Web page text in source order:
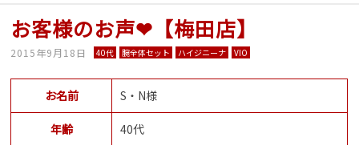
お客様のお声❤【梅田店】
2015年9月18日 40代 腕全体セット ハイジニーナ VIO
お名前 S・N様
年齢 40代